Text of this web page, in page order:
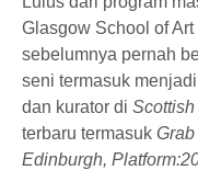
Glasgow School of
sebelumnya pernah
seni termasuk
dan kurator di
terbaru termasuk
Edinburgh,